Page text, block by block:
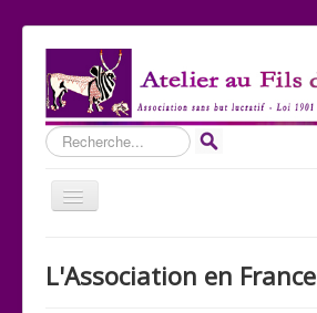
Rechercher
Basculer
la
Qui sommes-nous ?
L'Association en France